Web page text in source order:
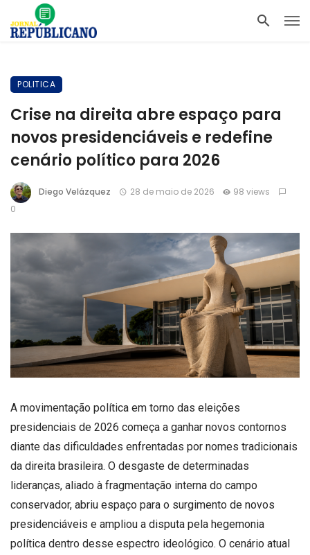
POLITICA
Crise na direita abre espaço para
novos presidenciáveis e redefine
cenário político para 2026
Diego Velázquez 28 de maio de 2026
98 views
0
A movimentação política em torno das eleições
presidenciais de 2026 começa a ganhar novos contornos
diante das dificuldades enfrentadas por nomes tradicionais
da direita brasileira. O desgaste de determinadas
lideranças, aliado à fragmentação interna do campo
conservador, abriu espaço para o surgimento de novos
presidenciáveis e ampliou a disputa pela hegemonia
política dentro desse espectro ideológico. O cenário atual